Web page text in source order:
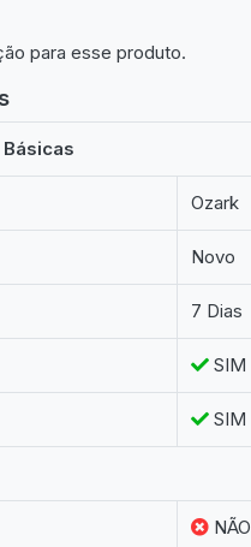
para esse produto.
Ozark
Novo
7 Dias
SIM
SIM
NÃO